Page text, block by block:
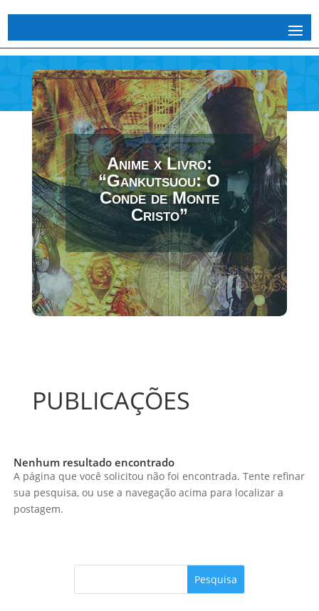
Anime x Livro:
“Gankutsuou: O
Conde de Monte
Cristo”
PUBLICAÇÕES
Nenhum resultado encontrado
A página que você solicitou não foi encontrada. Tente refinar
sua pesquisa, ou use a navegação acima para localizar a
postagem.